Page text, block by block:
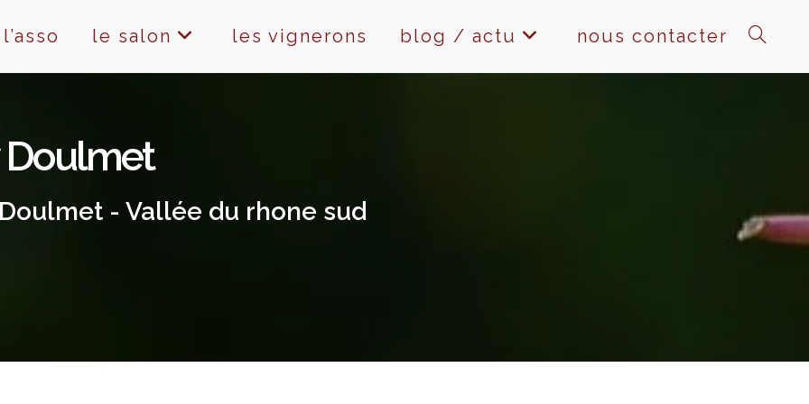
l’asso le salon les vignerons blog / actu nous contacter toggle
- Vallée du rhone sud